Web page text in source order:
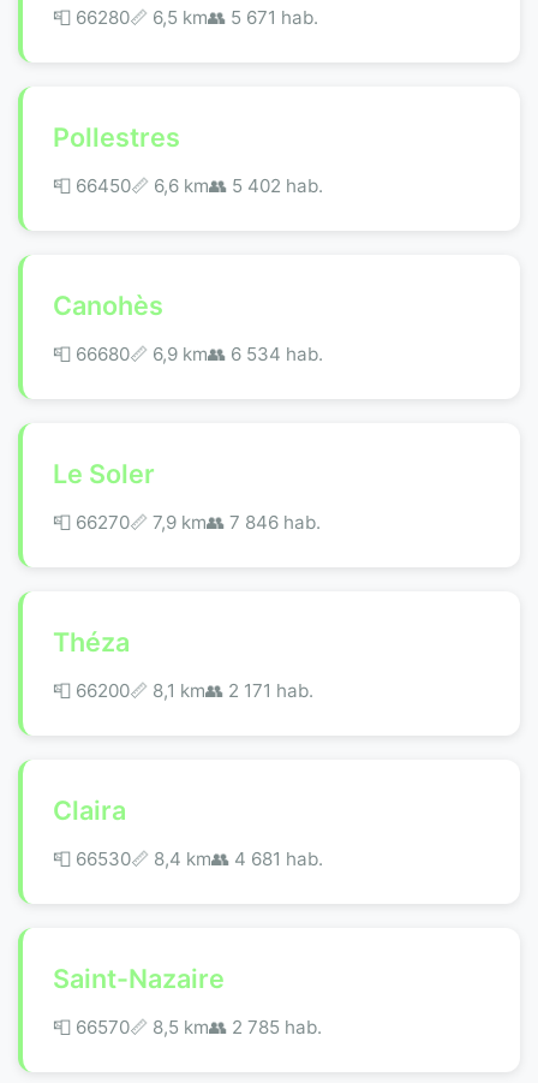
📮 66280📏 6,5 km👥 5 671 hab.
Pollestres
📮 66450📏 6,6 km👥 5 402 hab.
Canohès
📮 66680📏 6,9 km👥 6 534 hab.
Le Soler
📮 66270📏 7,9 km👥 7 846 hab.
Théza
📮 66200📏 8,1 km👥 2 171 hab.
Claira
📮 66530📏 8,4 km👥 4 681 hab.
Saint-Nazaire
📮 66570📏 8,5 km👥 2 785 hab.